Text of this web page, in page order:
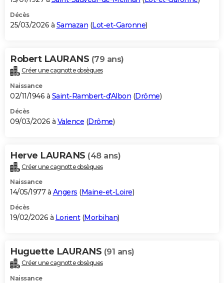
Décès
25/03/2026 à Samazan (Lot-et-Garonne)
Robert LAURANS (79 ans)
Créer une cagnotte obsèques
Naissance
02/11/1946 à Saint-Rambert-d'Albon (Drôme)
Décès
09/03/2026 à Valence (Drôme)
Herve LAURANS (48 ans)
Créer une cagnotte obsèques
Naissance
14/05/1977 à Angers (Maine-et-Loire)
Décès
19/02/2026 à Lorient(Morbihan)
Huguette LAURANS (91 ans)
Créer une cagnotte obsèques
Naissance